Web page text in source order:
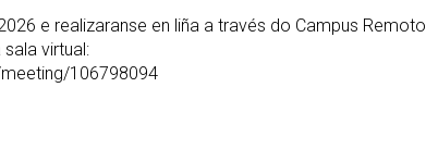
e realizaranse en liña a través do Campus Remoto
virtual:
106798094